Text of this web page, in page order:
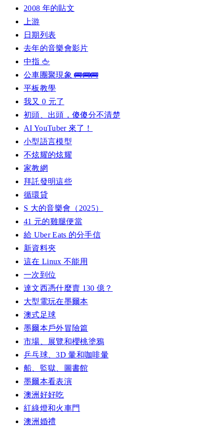
2008 年的貼文
上游
日期列表
去年的音樂會影片
中指 🖕
公車團聚現象 🚌🚌🚌
平板教學
我又 0 元了
初頭、出頭，傻傻分不清楚
AI YouTuber 來了！
小型語言模型
不炫耀的炫耀
家教網
拜託發明這些
循環貸
S 大的音樂會（2025）
41 元的雞腿便當
給 Uber Eats 的分手信
新資料夾
這在 Linux 不能用
一次到位
達文西憑什麼賣 130 億？
大型電玩在墨爾本
澳式足球
墨爾本戶外冒險篇
市場、展覽和櫻桃塗鴉
乒乓球、3D 暈和咖啡暈
船、監獄、圖書館
墨爾本看表演
澳洲好好吃
紅綠燈和火車門
澳洲婚禮